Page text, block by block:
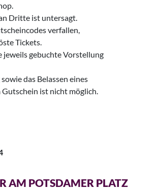
Dritte ist untersagt.
verfallen,
Tickets.
jeweils gebuchte Vorstellung
das Belassen eines
Gutschein ist nicht möglich.
AM POTSDAMER PLATZ